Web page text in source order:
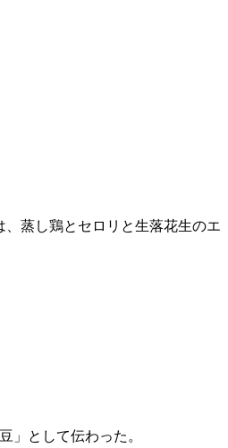
蒸し鶏とセロリと生落花生のエ
」として伝わった。